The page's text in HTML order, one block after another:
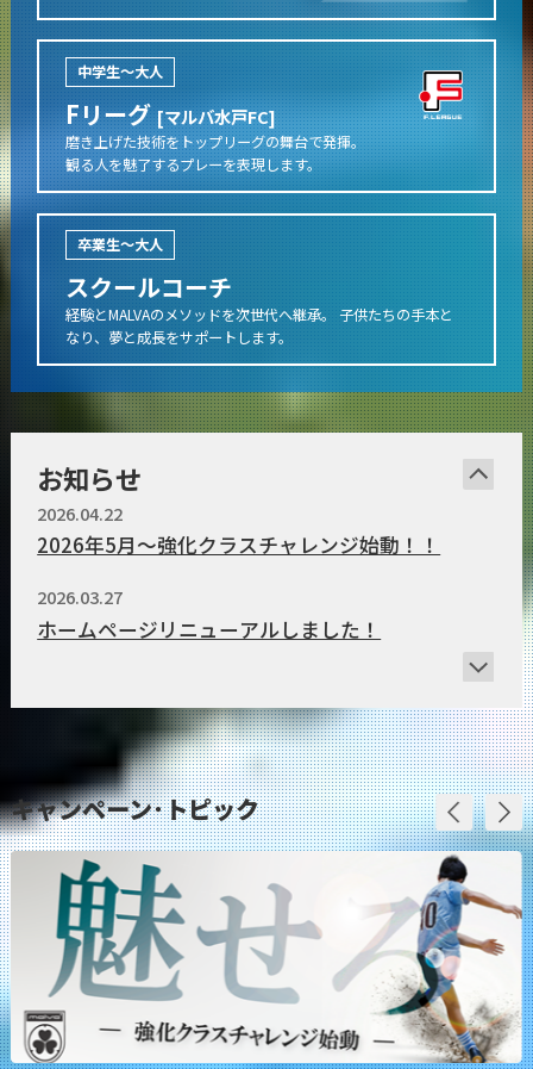
中学生～大人
Fリーグ[マルバ水戸FC]
磨き上げた技術をトップリーグの舞台で発揮。
観る人を魅了するプレーを表現します。
卒業生～大人
スクールコーチ
経験とMALVAのメソッドを次世代へ継承。 子供たちの手本と
なり、夢と成長をサポートします。
お知らせ
2026.04.22
2026年5月～強化クラスチャレンジ始動！！
2026.03.27
ホームページリニューアルしました！
キャンペーン･トピック